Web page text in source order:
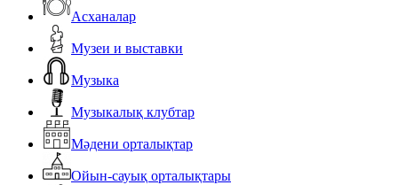
Асханалар
Музеи и выставки
Музыка
Музыкалық клубтар
Мәдени орталықтар
Ойын-сауық орталықтары